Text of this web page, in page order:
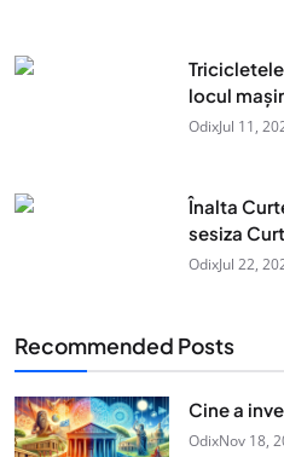
locul
OdixJul 11,
Înalta
sesiza
OdixJul 22,
Recommended Posts
Cine a
OdixNov 18,